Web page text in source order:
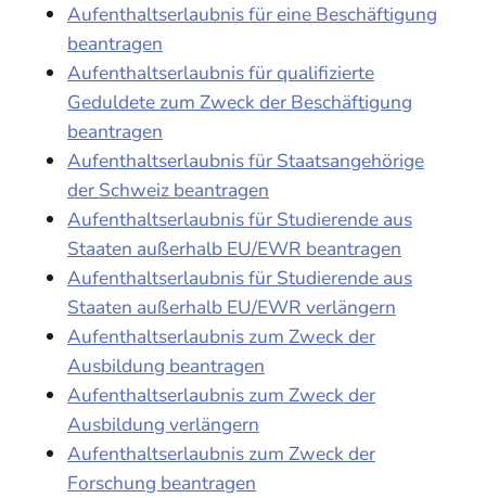
Aufenthaltserlaubnis für eine Beschäftigung
beantragen
Aufenthaltserlaubnis für qualifizierte
Geduldete zum Zweck der Beschäftigung
beantragen
Aufenthaltserlaubnis für Staatsangehörige
der Schweiz beantragen
Aufenthaltserlaubnis für Studierende aus
Staaten außerhalb EU/EWR beantragen
Aufenthaltserlaubnis für Studierende aus
Staaten außerhalb EU/EWR verlängern
Aufenthaltserlaubnis zum Zweck der
Ausbildung beantragen
Aufenthaltserlaubnis zum Zweck der
Ausbildung verlängern
Aufenthaltserlaubnis zum Zweck der
Forschung beantragen